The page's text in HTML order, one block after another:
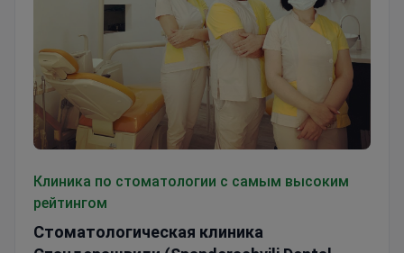
Клиника по стоматологии с самым высоким
рейтингом
Стоматологическая клиника